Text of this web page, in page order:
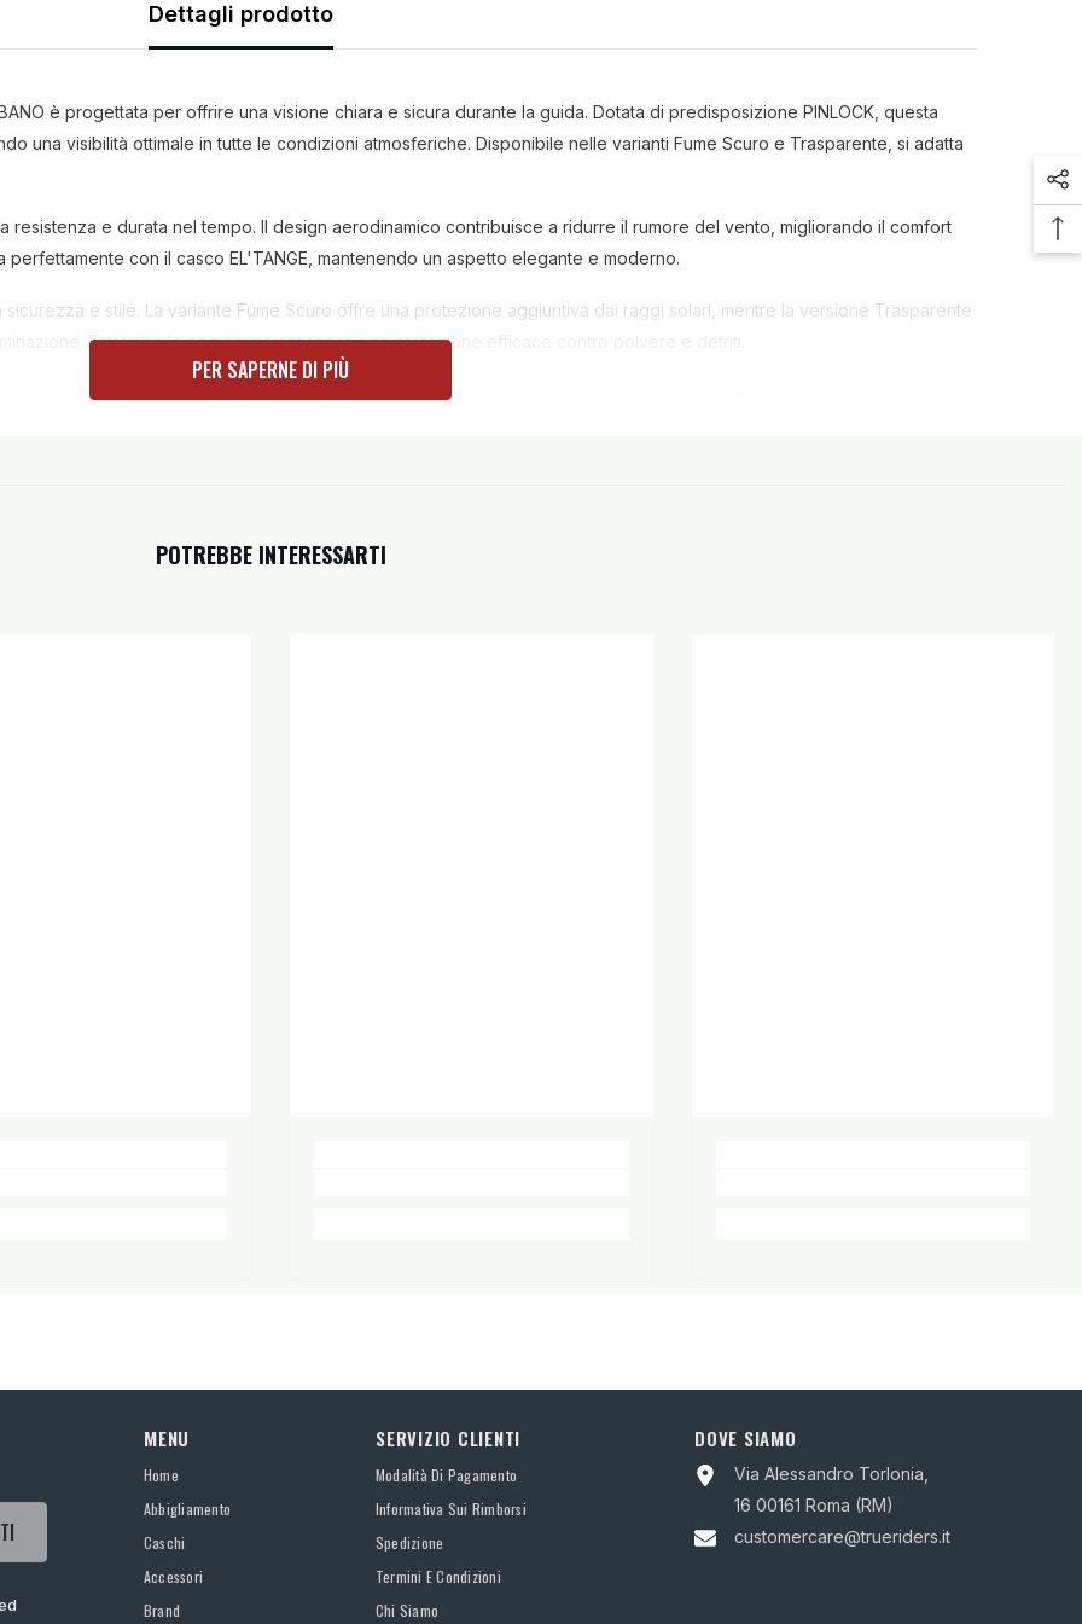
Dettagli prodotto
è progettata per offrire una visione chiara e sicura durante la guida. Dotata di predisposizione PINLOCK, questa
una visibilità ottimale in tutte le condizioni atmosferiche. Disponibile nelle varianti Fume Scuro e Trasparente, si adatta
resistenza e durata nel tempo. Il design aerodinamico contribuisce a ridurre il rumore del vento, migliorando il comfort
con il casco EL'TANGE, mantenendo un aspetto elegante e moderno.
e stile. La variante Fume Scuro offre una protezione aggiuntiva dai raggi solari, mentre la versione Trasparente
Entrambe le opzioni garantiscono una protezione efficace contro polvere e detriti.
di pulirla regolarmente con un panno morbido e prodotti specifici per superfici delicate. Evitare l'uso di detergenti
PER SAPERNE DI PIÙ
POTREBBE INTERESSARTI
MENU
Home
Abbigliamento
Caschi
Accessori
Brand
SERVIZIO CLIENTI
Modalità Di Pagamento
Informativa Sui Rimborsi
Spedizione
Termini E Condizioni
Chi Siamo
DOVE SIAMO
Via Alessandro Torlonia,
16 00161 Roma (RM)
customercare@trueriders.it